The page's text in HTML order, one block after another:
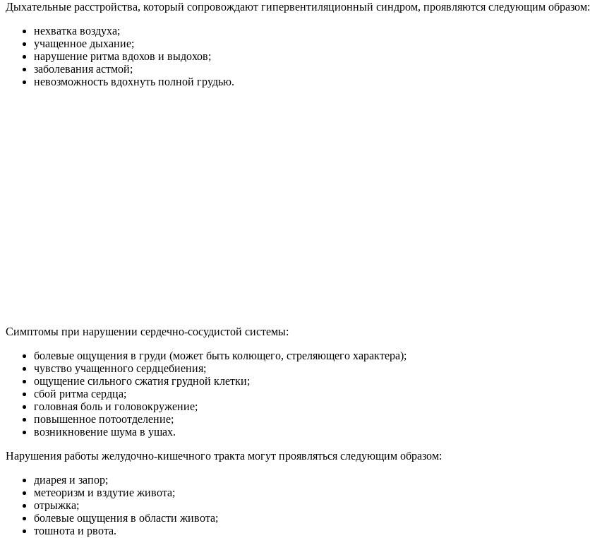
Дыхательные расстройства, который сопровождают гипервентиляционный синдром, проявляются следующим образом:
нехватка воздуха;
учащенное дыхание;
нарушение ритма вдохов и выдохов;
заболевания астмой;
невозможность вдохнуть полной грудью.
Симптомы при нарушении сердечно-сосудистой системы:
болевые ощущения в груди (может быть колющего, стреляющего характера);
чувство учащенного сердцебиения;
ощущение сильного сжатия грудной клетки;
сбой ритма сердца;
головная боль и головокружение;
повышенное потоотделение;
возникновение шума в ушах.
Нарушения работы желудочно-кишечного тракта могут проявляться следующим образом:
диарея и запор;
метеоризм и вздутие живота;
отрыжка;
болевые ощущения в области живота;
тошнота и рвота.